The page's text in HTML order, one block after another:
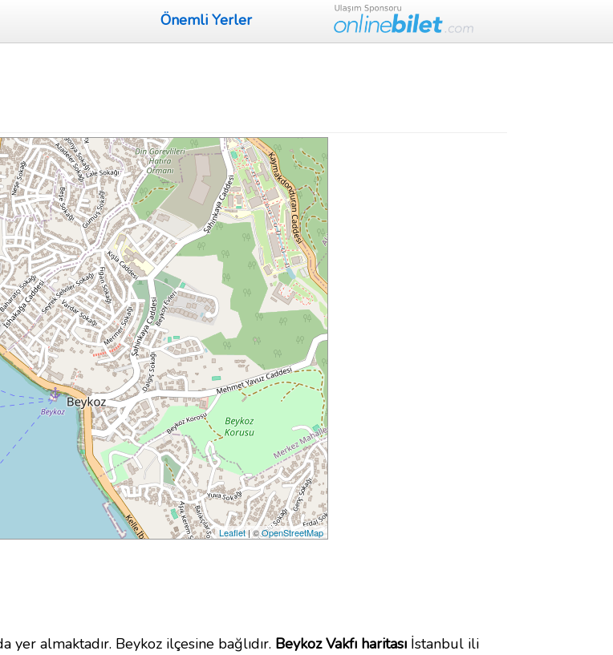
Önemli Yerler
Leaflet| ©OpenStreetMap
almaktadır. Beykoz ilçesine bağlıdır. Beykoz Vakfı haritası İstanbul ili